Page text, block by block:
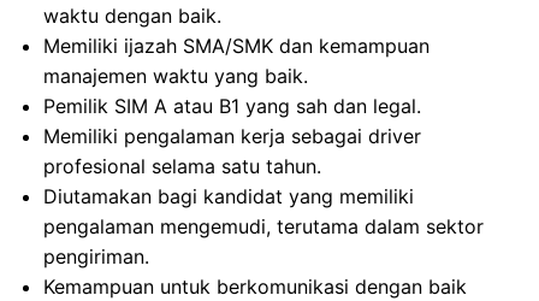
waktu dengan baik.
Memiliki ijazah SMA/SMK dan kemampuan
manajemen waktu yang baik.
Pemilik SIM A atau B1 yang sah dan legal.
Memiliki pengalaman kerja sebagai driver
profesional selama satu tahun.
Diutamakan bagi kandidat yang memiliki
pengalaman mengemudi, terutama dalam sektor
pengiriman.
Kemampuan untuk berkomunikasi dengan baik